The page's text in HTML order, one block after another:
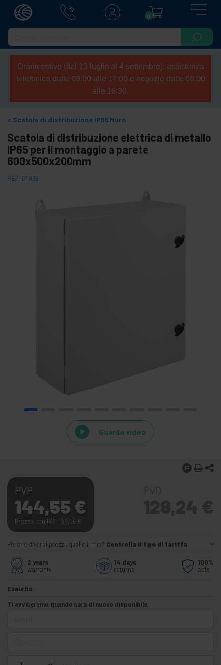
0
Orario estivo (dal 13 luglio al 4 settembre): assistenza
telefonica dalle 09:00 alle 17:00 e negozio dalle 08:00
alle 16:30.
Scatola di distribuzione IP65 Muro
Scatola di distribuzione elettrica di metallo
IP65 per il montaggio a parete
600x500x200mm
REF: DF036
Guarda video
PVP
144,55 €
Prezzo con IVA: 144,55 €
Perché diversi prezzi, qual è il mio? Controlla il tipo di tariffa
2 years
warranty
14 days
returns
100%
safe
Esaurito
Ti avviseremo quando sarà di nuovo disponibile.